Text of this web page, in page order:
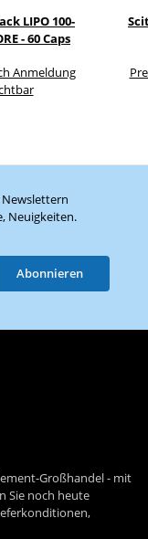
LIPO 100-
- 60 Caps
Anmeldung
Neuigkeiten.
Abonnieren
Großhandel - mit
Sie noch heute